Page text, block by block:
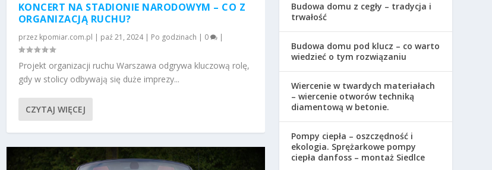
KONCERT NA STADIONIE NARODOWYM – CO Z
ORGANIZACJĄ RUCHU?
przez kpomiar.com.pl | paź 21, 2024| Po godzinach | 0 |
Projekt organizacji ruchu Warszawa odgrywa kluczową rolę,
gdy w stolicy odbywają się duże imprezy...
CZYTAJ WIĘCEJ
Budowa domu z cegły – tradycja i
trwałość
Budowa domu pod klucz – co warto
wiedzieć o tym rozwiązaniu
Wiercenie w twardych materiałach
– wiercenie otworów techniką
diamentową w betonie.
Pompy ciepła – oszczędność i
ekologia. Sprężarkowe pompy
ciepła danfoss – montaż Siedlce